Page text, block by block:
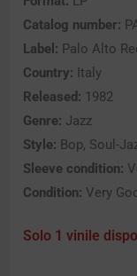
Catalog number:
Label: Palo Alto
Country: Italy
Released: 1982
Genre: Jazz
Style: Bop, Soul-
Sleeve condition:
Condition: Very
Solo 1 vinile